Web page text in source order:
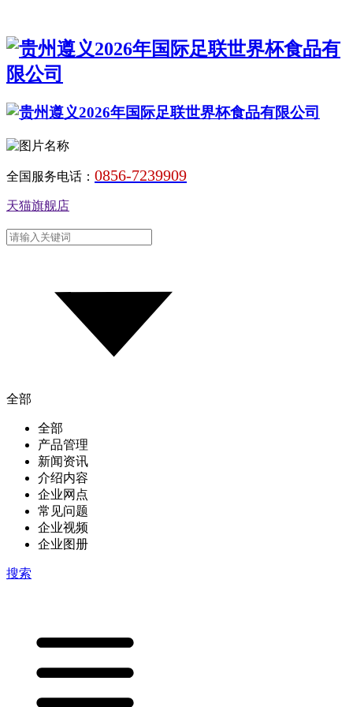
全国服务电话： 0856-7239909
天猫旗舰店
全部
全部
产品管理
新闻资讯
介绍内容
企业网点
常见问题
企业视频
企业图册
搜索